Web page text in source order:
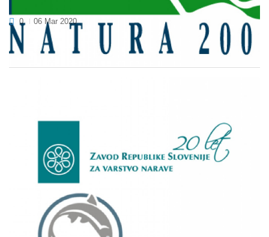
0 06 Mar 2020
Zavod za ribištvo Slovenije v okviru projekta »LIFE for LASCA«
z 2. 3. 2020 razpisuje likovni natečaj...